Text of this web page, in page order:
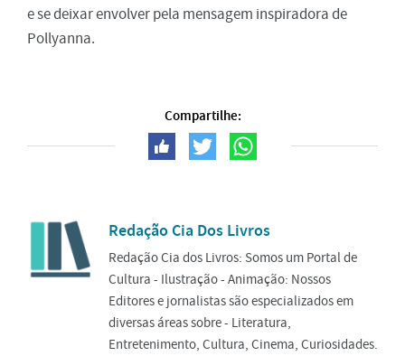
e se deixar envolver pela mensagem inspiradora de
Pollyanna.
Compartilhe:
Redação Cia Dos Livros
Redação Cia dos Livros: Somos um Portal de
Cultura - Ilustração - Animação: Nossos
Editores e jornalistas são especializados em
diversas áreas sobre - Literatura,
Entretenimento, Cultura, Cinema, Curiosidades.